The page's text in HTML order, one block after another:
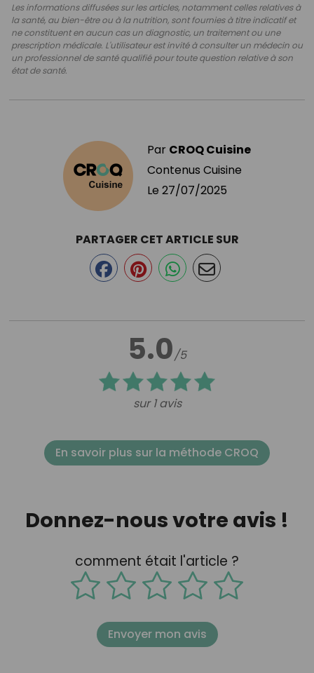
Les informations diffusées sur les articles, notamment celles relatives à
la santé, au bien-être ou à la nutrition, sont fournies à titre indicatif et
ne constituent en aucun cas un diagnostic, un traitement ou une
prescription médicale. L'utilisateur est invité à consulter un médecin ou
un professionnel de santé qualifié pour toute question relative à son
état de santé.
Par CROQ Cuisine
Contenus Cuisine
Le 27/07/2025
5.0/5
sur 1 avis
PARTAGER CET ARTICLE SUR
En savoir plus sur la méthode CROQ
Donnez-nous votre avis !
comment était l'article ?
Envoyer mon avis